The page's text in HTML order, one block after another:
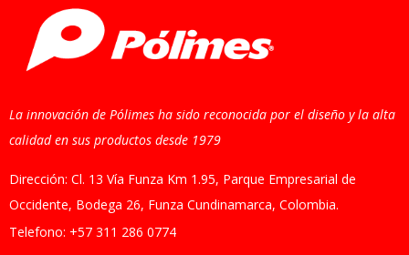
La innovación de Pólimes ha sido reconocida por el diseño y la alta
calidad en sus productos desde 1979
Dirección: Cl. 13 Vía Funza Km 1.95, Parque Empresarial de
Occidente, Bodega 26, Funza Cundinamarca, Colombia.
Telefono: +57 311 286 0774